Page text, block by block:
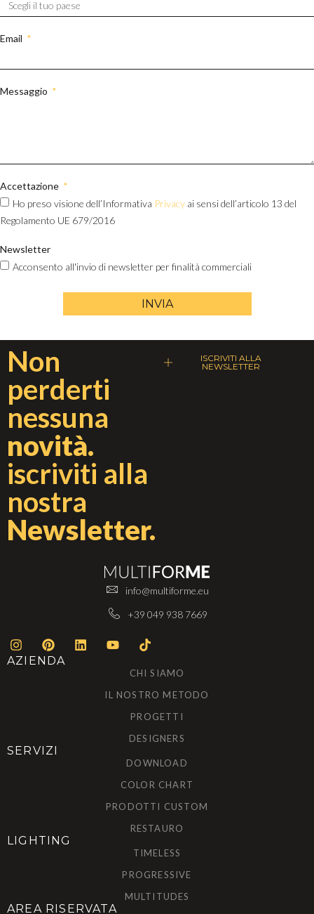
Email
Messaggio
Accettazione
Ho preso visione dell’Informativa Privacy ai sensi dell’articolo 13 del
Regolamento UE 679/2016
Newsletter
Acconsento all'invio di newsletter per finalità commerciali
INVIA
Non
perderti
nessuna
novità.
iscriviti alla
nostra
Newsletter.
ISCRIVITI ALLA
NEWSLETTER
info@multiforme.eu
+39 049 938 7669
AZIENDA
CHI SIAMO
IL NOSTRO METODO
PROGETTI
DESIGNERS
SERVIZI
DOWNLOAD
COLOR CHART
PRODOTTI CUSTOM
RESTAURO
LIGHTING
TIMELESS
PROGRESSIVE
MULTITUDES
AREA RISERVATA